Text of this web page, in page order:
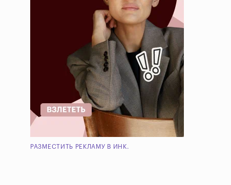
РАЗМЕСТИТЬ РЕКЛАМУ В ИНК.